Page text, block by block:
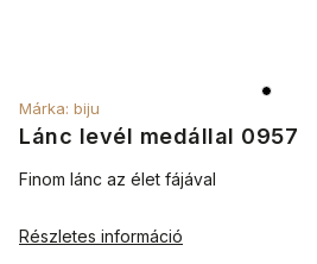
Lánc levél medállal 0957
Márka: biju
Finom lánc az élet fájával
Részletes információ